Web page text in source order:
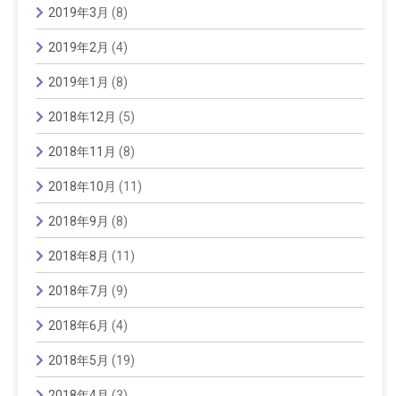
2019年3月 (8)
2019年2月 (4)
2019年1月 (8)
2018年12月 (5)
2018年11月 (8)
2018年10月 (11)
2018年9月 (8)
2018年8月 (11)
2018年7月 (9)
2018年6月 (4)
2018年5月 (19)